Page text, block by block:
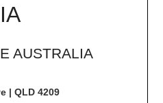
AUSTRALIA
| QLD 4209